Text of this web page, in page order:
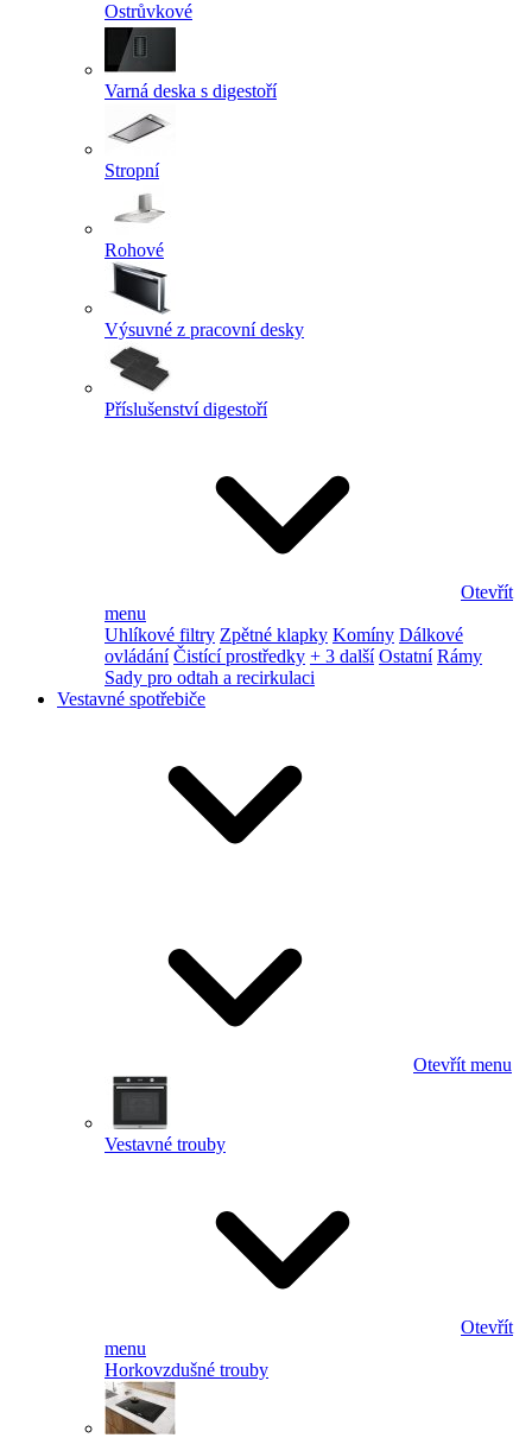
Ostrůvkové
Varná deska s digestoří
Stropní
Rohové
Výsuvné z pracovní desky
Příslušenství digestoří
Otevřít
menu
Uhlíkové filtry Zpětné klapky Komíny Dálkové
ovládání Čistící prostředky + 3 další Ostatní Rámy
Sady pro odtah a recirkulaci
Vestavné spotřebiče
Otevřít menu
Vestavné trouby
Otevřít
menu
Horkovzdušné trouby